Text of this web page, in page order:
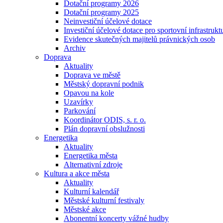
Dotační programy 2026
Dotační programy 2025
Neinvestiční účelové dotace
Investiční účelové dotace pro sportovní
Evidence skutečných majitelů právnických osob
Archiv
Doprava
Aktuality
Doprava ve městě
Městský dopravní podnik
Opavou na kole
Uzavírky
Parkování
Koordinátor ODIS, s. r. o.
Plán dopravní obslužnosti
Energetika
Aktuality
Energetika města
Alternativní zdroje
Kultura a akce města
Aktuality
Kulturní kalendář
Městské kulturní festivaly
Městské akce
Abonentní koncerty vážné hudby